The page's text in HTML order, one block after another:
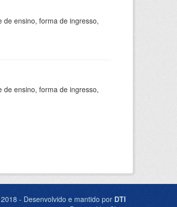
de ensino, forma de ingresso,
de ensino, forma de ingresso,
- Desenvolvido e mantido por DTI